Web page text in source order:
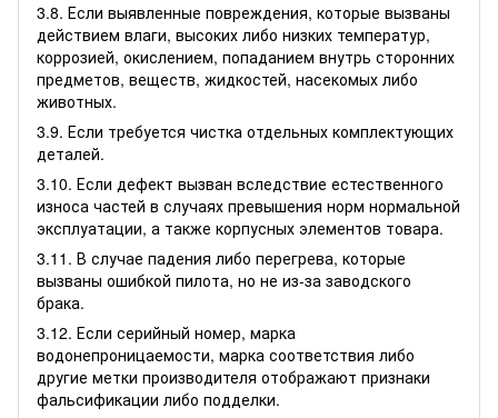
3.8. Если выявленные повреждения, которые вызваны
действием влаги, высоких либо низких температур,
коррозией, окислением, попаданием внутрь сторонних
предметов, веществ, жидкостей, насекомых либо
животных.
3.9. Если требуется чистка отдельных комплектующих
деталей.
3.10. Если дефект вызван вследствие естественного
износа частей в случаях превышения норм нормальной
эксплуатации, а также корпусных элементов товара.
3.11. В случае падения либо перегрева, которые
вызваны ошибкой пилота, но не из-за заводского
брака.
3.12. Если серийный номер, марка
водонепроницаемости, марка соответствия либо
другие метки производителя отображают признаки
фальсификации либо подделки.